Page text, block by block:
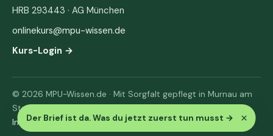
Der Brief ist da. Was du jetzt zuerst tun musst → ×
HRB 293443 · AG München
onlinekurs@mpu-wissen.de
Kurs-Login →
© 2026 MPU-Wissen.de · Mit Sorgfalt gepflegt in Murnau am
Staffelsee
Impressum· Datenschutz & AGB